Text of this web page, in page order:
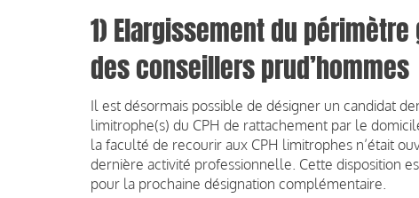
1) Elargissement du
des conseillers prud’hommes
Il est désormais possible de désigner un candidat
limitrophe(s) du CPH de rattachement par le
la faculté de recourir aux CPH limitrophes n’était
dernière activité professionnelle. Cette disposition
pour la prochaine désignation complémentaire.